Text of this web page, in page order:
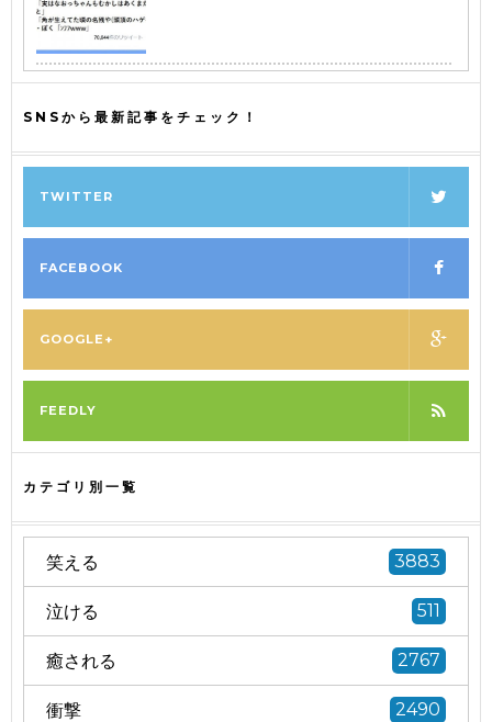
SNSから最新記事をチェック！
TWITTER
FACEBOOK
GOOGLE+
FEEDLY
カテゴリ別一覧
笑える 3883
泣ける 511
癒される 2767
衝撃 2490